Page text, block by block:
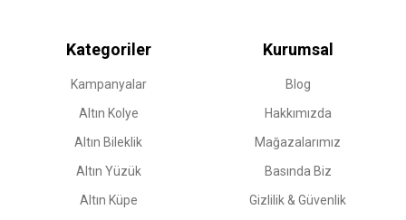
Kategoriler
Kampanyalar
Altın Kolye
Altın Bileklik
Altın Yüzük
Altın Küpe
Kurumsal
Blog
Hakkımızda
Mağazalarımız
Basında Biz
Gizlilik & Güvenlik